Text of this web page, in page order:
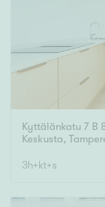
Kyttälänkatu 7 B
Keskusta,
3h+kt+s